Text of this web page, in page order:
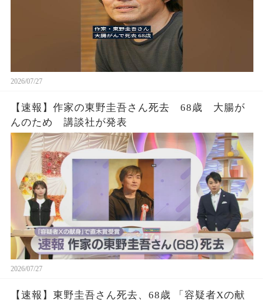
2026/07/27
【速報】作家の東野圭吾さん死去 68歳 大腸が
んのため 講談社が発表
2026/07/27
【速報】東野圭吾さん死去、68歳 「容疑者Xの献